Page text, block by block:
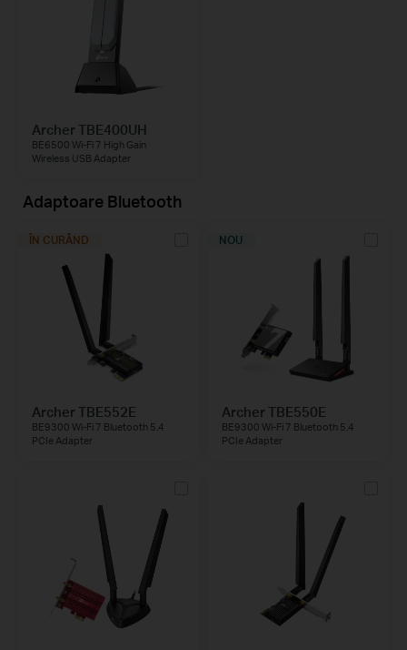
Archer TBE400UH
BE6500 Wi-Fi 7 High Gain
Wireless USB Adapter
Adaptoare Bluetooth
ÎN CURÂND
Archer TBE552E
BE9300 Wi-Fi 7 Bluetooth 5.4
PCIe Adapter
NOU
Archer TBE550E
BE9300 Wi-Fi 7 Bluetooth 5.4
PCIe Adapter